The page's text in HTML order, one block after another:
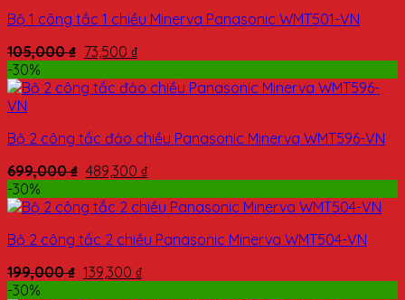
Bộ 1 công tắc 1 chiều Minerva Panasonic WMT501-VN
105,000₫ 73,500 ₫
-30%
Bộ 2 công tắc đảo chiều Panasonic Minerva WMT596-VN
699,000₫ 489,300 ₫
-30%
Bộ 2 công tắc 2 chiều Panasonic Minerva WMT504-VN
199,000₫ 139,300 ₫
-30%